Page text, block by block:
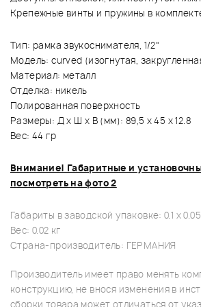
Крепежные винты и пружины в
Тип: рамка звукоснимателя, 1/2"
Модель: curved (изогнутая,
Материал: металл
Отделка: никель
Полированная поверхность
Размеры: Д х Ш х В (мм): 89,5 x 45 x 12.8
Вес: 44 гр
Внимание! Габаритные и
посмотреть на фото 2
Габариты в заводской упаковке: 0.1 x 0.05
Вес: 0.02 кг
Страна-производитель: ГЕРМАНИЯ
Производитель имеет право менять
конструкцию, не внося изменения в